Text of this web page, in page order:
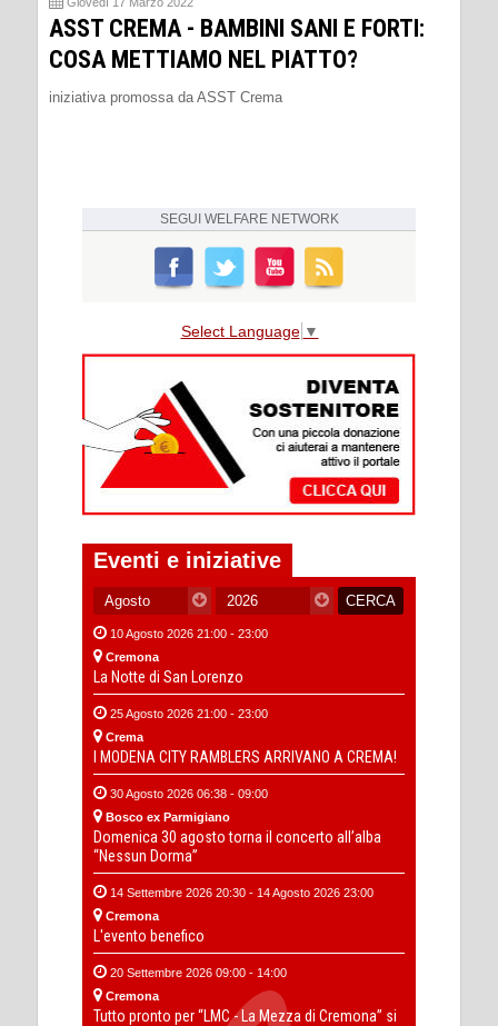
ASST CREMA - BAMBINI SANI E FORTI:
COSA METTIAMO NEL PIATTO?
iniziativa promossa da ASST Crema
SEGUI WELFARE NETWORK
Select Language ▼
Eventi e iniziative
10 Agosto 2026 21:00 - 23:00
Cremona
La Notte di San Lorenzo
25 Agosto 2026 21:00 - 23:00
Crema
I MODENA CITY RAMBLERS ARRIVANO A CREMA!
30 Agosto 2026 06:38 - 09:00
Bosco ex Parmigiano
Domenica 30 agosto torna il concerto all’alba
“Nessun Dorma”
14 Settembre 2026 20:30 - 14 Agosto 2026 23:00
Cremona
L'evento benefico
20 Settembre 2026 09:00 - 14:00
Cremona
Tutto pronto per “LMC - La Mezza di Cremona” si